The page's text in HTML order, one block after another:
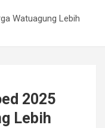
Watuagung Lebih
2025
Lebih